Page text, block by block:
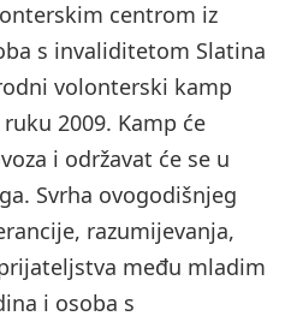
centrom iz
s invaliditetom Slatina
volonterski kamp
2009. Kamp će
i održavat će se u
Svrha ovogodišnjeg
razumijevanja,
među mladim
i osoba s